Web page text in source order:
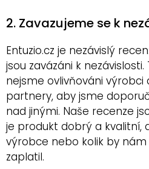
2. Zavazujeme se k
Entuzio.cz je nezávislý
jsou zavázáni k
nejsme ovlivňováni výrobci
partnery, aby jsme
nad jinými. Naše recenze
je produkt dobrý a kvalitní,
výrobce nebo kolik by
zaplatil.